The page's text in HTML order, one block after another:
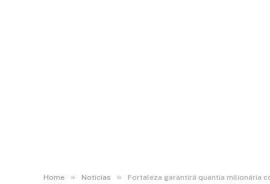
Home » Noticias » Fortaleza garantirá quantia milionária